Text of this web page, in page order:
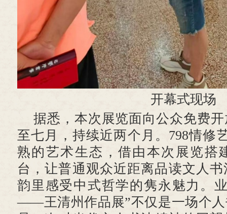
开幕式现场
据悉，本次展览面向公众免费
至七月，持续近两个月。798情修
熟的艺术生态，借由本次展览搭
台，让普通观众近距离品读文人
韵里感受中式哲学的隽永魅力。
——王清州作品展”不仅是一场个人